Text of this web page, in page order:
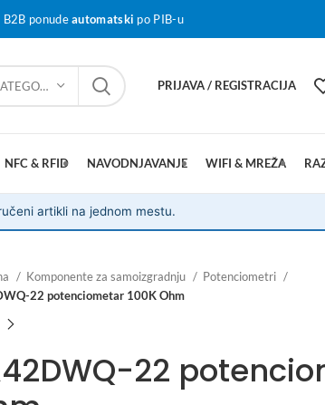
B2B ponudeautomatski po PIB-u
ODABERI KATEGORIJU PRIJAVA / REGISTRACIJA
NFC & RFID NAVODNJAVANJE WIFI & MREŽA
artikli na jednom mestu.
Komponente za samoizgradnju
Potenciometri
22 potenciometar 100K Ohm
22